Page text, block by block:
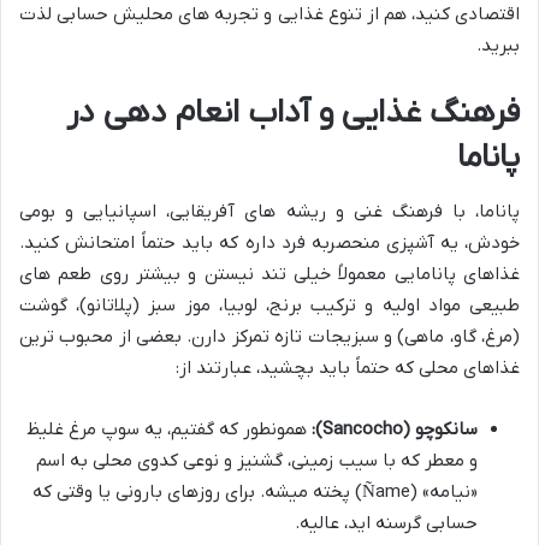
اقتصادی کنید، هم از تنوع غذایی و تجربه های محلیش حسابی لذت
ببرید.
فرهنگ غذایی و آداب انعام دهی در
پاناما
پاناما، با فرهنگ غنی و ریشه های آفریقایی، اسپانیایی و بومی
خودش، یه آشپزی منحصربه فرد داره که باید حتماً امتحانش کنید.
غذاهای پانامایی معمولاً خیلی تند نیستن و بیشتر روی طعم های
طبیعی مواد اولیه و ترکیب برنج، لوبیا، موز سبز (پلاتانو)، گوشت
(مرغ، گاو، ماهی) و سبزیجات تازه تمرکز دارن. بعضی از محبوب ترین
غذاهای محلی که حتماً باید بچشید، عبارتند از:
سانکوچو (Sancocho):
همونطور که گفتیم، یه سوپ مرغ غلیظ
و معطر که با سیب زمینی، گشنیز و نوعی کدوی محلی به اسم
«نیامه» (Ñame) پخته میشه. برای روزهای بارونی یا وقتی که
حسابی گرسنه اید، عالیه.